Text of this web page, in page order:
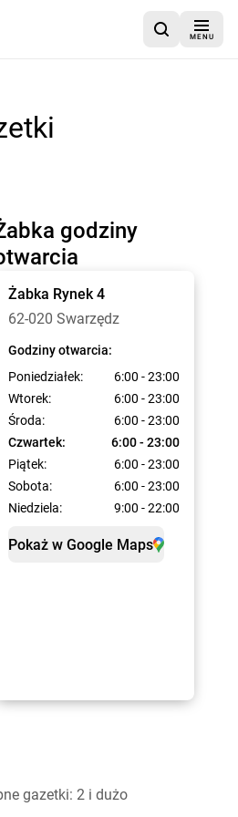
MENU
godziny
Żabka Rynek 4
62-020 Swarzędz
Godziny otwarcia:
Poniedziałek:
6:00 - 23:00
Wtorek:
6:00 - 23:00
Środa:
6:00 - 23:00
Czwartek:
6:00 - 23:00
Piątek:
6:00 - 23:00
Sobota:
6:00 - 23:00
Niedziela:
9:00 - 22:00
Pokaż w Google Maps
gazetki: 2 i dużo